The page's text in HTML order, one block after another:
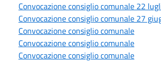
Convocazione consiglio comunale 22
Convocazione consiglio comunale 27
Convocazione consiglio comunale
Convocazione consiglio comunale
Convocazione consiglio comunale